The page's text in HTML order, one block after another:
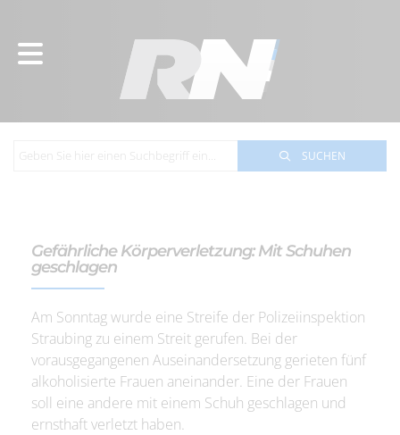
SUCHEN
Gefährliche Körperverletzung: Mit Schuhen
geschlagen
Am Sonntag wurde eine Streife der Polizeiinspektion
Straubing zu einem Streit gerufen. Bei der
vorausgegangenen Auseinandersetzung gerieten fünf
alkoholisierte Frauen aneinander. Eine der Frauen
soll eine andere mit einem Schuh geschlagen und
ernsthaft verletzt haben.